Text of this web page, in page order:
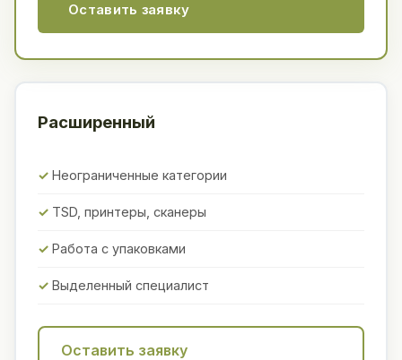
Оставить заявку
Расширенный
Неограниченные категории
TSD, принтеры, сканеры
Работа с упаковками
Выделенный специалист
Оставить заявку